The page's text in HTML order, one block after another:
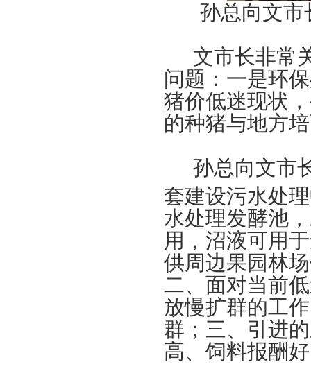
孙总向文市
文市长非常
问题：一是环
猪价低迷现状
的种猪与地方
孙总向文市
套建设污水处
水处理发酵池
用，沼液可用
供周边果园林
二、面对当前
放慢扩群的工
群；三、引进
高、饲料报酬